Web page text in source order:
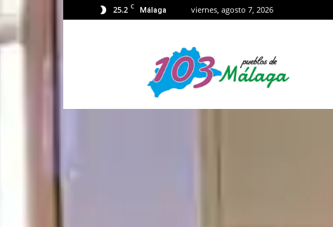
25.2 C Málaga viernes, agosto 7, 2026
Málaga